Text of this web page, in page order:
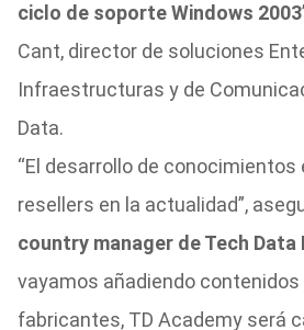
ciclo de soporte Windows 2003
Cant, director de soluciones
Infraestructuras y de
Data.
“El desarrollo de conocimientos
resellers en la actualidad”,
country manager de Tech Data
vayamos añadiendo
fabricantes, TD Academy será